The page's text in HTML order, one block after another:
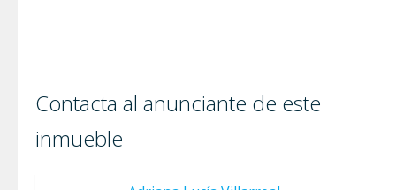
Contacta al anunciante de este
inmueble